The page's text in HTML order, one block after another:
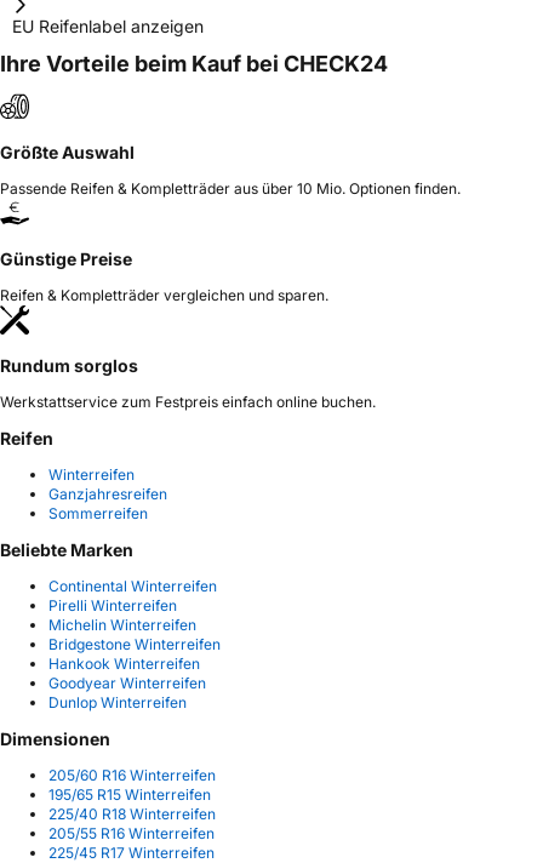
EU Reifenlabel anzeigen
Ihre Vorteile beim Kauf bei CHECK24
Größte Auswahl
Passende Reifen & Kompletträder aus über 10 Mio. Optionen finden.
Günstige Preise
Reifen & Kompletträder vergleichen und sparen.
Rundum sorglos
Werkstattservice zum Festpreis einfach online buchen.
Reifen
Winterreifen
Ganzjahresreifen
Sommerreifen
Beliebte Marken
Continental Winterreifen
Pirelli Winterreifen
Michelin Winterreifen
Bridgestone Winterreifen
Hankook Winterreifen
Goodyear Winterreifen
Dunlop Winterreifen
Dimensionen
205/60 R16 Winterreifen
195/65 R15 Winterreifen
225/40 R18 Winterreifen
205/55 R16 Winterreifen
225/45 R17 Winterreifen